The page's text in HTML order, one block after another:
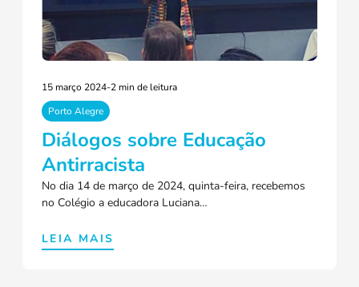
15 março 2024-2 min de leitura
Porto Alegre
Diálogos sobre Educação
Antirracista
No dia 14 de março de 2024, quinta-feira, recebemos
no Colégio a educadora Luciana…
LEIA MAIS